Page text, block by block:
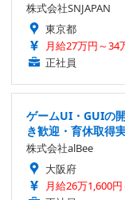
株式会社SNJAPAN
東京都
月給27万円～34
正社員
ゲームUI・GUIの
き歓迎・育休取得
株式会社alBee
大阪府
月給26万1,600